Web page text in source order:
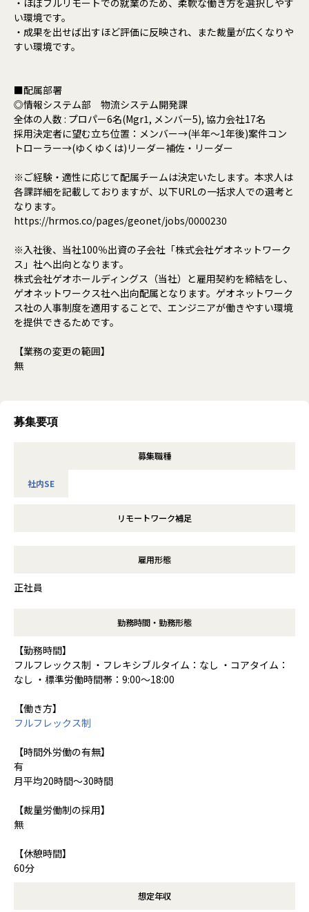
い環境です。
・成果を出せば出すほど評価に反映され、また裁量が広くなりや
すい環境です。
■配属部署
◎情報システム部 物流システム開発課
全体の人数 : プロパー6名(Mgr1, メンバー5), 協力会社17名
採用決定者に望む立ち位置：メンバー→(半年～1年後)案件コン
トローラー→(ゆくゆくは)リーダー補佐・リーダー
※ご経験・適性に応じて配属チームは決定いたします。本求人は
各課詳細を記載しておりますが、以下URLの一括求人での選考と
なります。
https://hrmos.co/pages/geonet/jobs/0000230
※入社後、当社100％出資の子会社「株式会社ゲオネットワーク
ス」社へ出向となります。
株式会社ゲオホールディングス（当社）と雇用契約を締結をし、
ゲオネットワークス社へ出向配属となります。ゲオネットワーク
ス社の人事制度を適用することで、エンジニアが働きやすい環境
を提供できるためです。
【業務の変更の範囲】
無
募集要項
募集職種
社内SE
リモートワーク補足
雇用形態
正社員
勤務時間・勤務形態
【勤務時間】
フルフレックス制 ・フレキシブルタイム：なし ・コアタイム：
なし ・標準労働時間帯：9:00～18:00
【働き方】
フルフレックス制
【時間外労働の有無】
有
月平均20時間～30時間
【裁量労働制の採用】
無
【休憩時間】
60分
想定年収